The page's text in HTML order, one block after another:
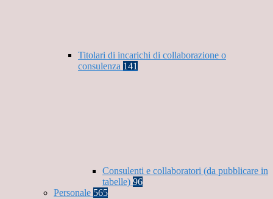
Titolari di incarichi di collaborazione o
consulenza 141
Consulenti e collaboratori (da pubblicare in
tabelle) 96
Personale 565